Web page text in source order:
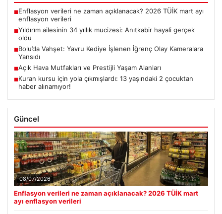
■Enflasyon verileri ne zaman açıklanacak? 2026 TÜİK mart ayı
enflasyon verileri
■Yıldırım ailesinin 34 yıllık mucizesi: Anıtkabir hayali gerçek
oldu
■Bolu’da Vahşet: Yavru Kediye İşlenen İğrenç Olay Kameralara
Yansıdı
■Açık Hava Mutfakları ve Prestijli Yaşam Alanları
■Kuran kursu için yola çıkmışlardı: 13 yaşındaki 2 çocuktan
haber alınamıyor!
Güncel
08/07/2026
Enflasyon verileri ne zaman açıklanacak? 2026 TÜİK mart
ayı enflasyon verileri